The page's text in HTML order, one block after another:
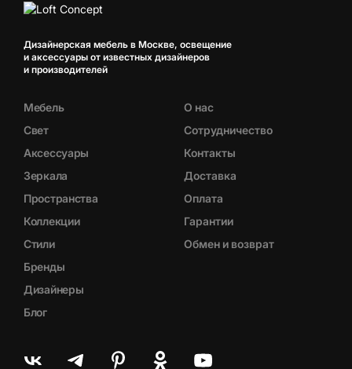
Дизайнерская мебель в Москве, освещение
и аксессуары от известных дизайнеров
и производителей
Мебель
Свет
Аксессуары
Зеркала
Пространства
Коллекции
Стили
Бренды
Дизайнеры
Блог
О нас
Сотрудничество
Контакты
Доставка
Оплата
Гарантии
Обмен и возврат